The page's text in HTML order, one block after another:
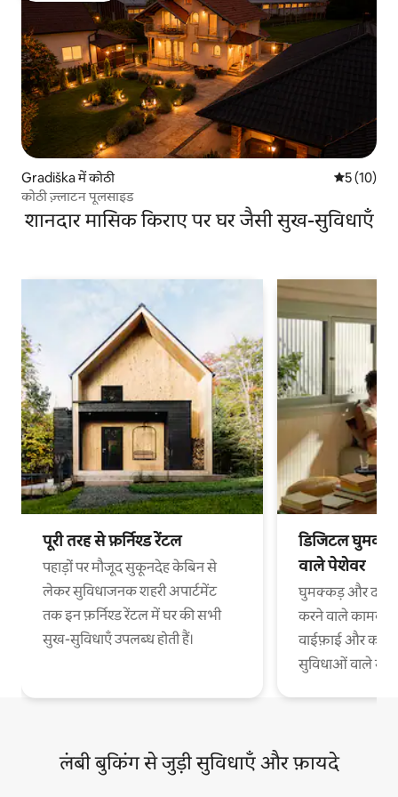
Gradiška में कोठी औसत रेटिंग
5 (10)
कोठी ज़्लाटन पूलसाइड
शानदार मासिक किराए पर घर जैसी सुख-सुविधाएँ
पूरी तरह से फ़र्निश्ड रेंटल
पहाड़ों पर मौजूद सुकूनदेह केबिन से
लेकर सुविधाजनक शहरी अपार्टमेंट
तक इन फ़र्निश्ड रेंटल में घर की सभी
सुख-सुविधाएँ उपलब्ध होती हैं।
डिजिटल
वाले पेशेवर
घुमक्कड़ और
करने वाले
वाईफ़ाई और काम
सुविधाओं वाले
लंबी बुकिंग से जुड़ी सुविधाएँ और फ़ायदे